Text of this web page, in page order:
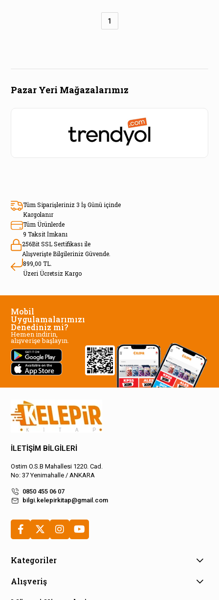
1
Pazar Yeri Mağazalarımız
Tüm Siparişleriniz 3 İş Günü içinde
Kargolanır
Tüm Ürünlerde
9 Taksit İmkanı
256Bit SSL Sertifikası ile
Alışverişte Bilgileriniz Güvende.
899,00 TL.
Üzeri Ücretsiz Kargo
Mobil
Uygulamalarımızı
Denediniz mi?
Hemen indirin,
alışverişe başlayın.
İLETİŞİM BİLGİLERİ
Ostim O.S.B Mahallesi 1220. Cad.
No: 37 Yenimahalle / ANKARA
0850 455 06 07
bilgi.kelepirkitap@gmail.com
Kategoriler
Alışveriş